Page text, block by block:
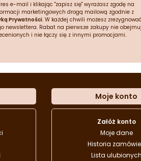
e-mail i klikając "zapisz się" wyrażasz zgodę na
marketingowych drogą mailową zgodnie z
Prywatności. W każdej chwili możesz
newslettera. Rabat na pierwsze zakupy nie
i nie łączy się z innymi promocjami.
Moje konto
Załóż konto
Moje dane
Historia
Lista ulubionych